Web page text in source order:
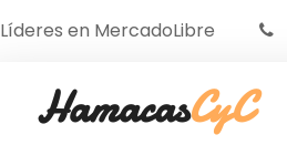
Líderes en MercadoLibre
HamacasCyC